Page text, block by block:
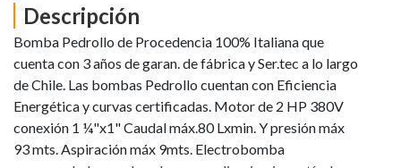
Descripción
Bomba Pedrollo de Procedencia 100% Italiana que
cuenta con 3 años de garan. de fábrica y Ser.tec a lo largo
de Chile. Las bombas Pedrollo cuentan con Eficiencia
Energética y curvas certificadas. Motor de 2 HP 380V
conexión 1 ¼"x1" Caudal máx.80 Lxmin. Y presión máx
93 mts. Aspiración máx 9mts. Electrobomba